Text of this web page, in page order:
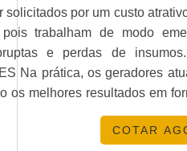
solicitados por um custo
pois trabalham de modo
e perdas de
Na prática, os geradores
os melhores resultados em
estabelecimentos comerciais,
em empresas deCOTAR